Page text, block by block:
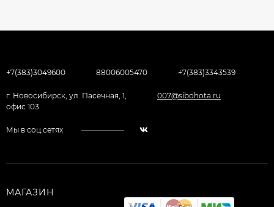
+7(383)3049600 88006005470 +7(383)3343539
г. Новосибирск, ул. Пасечная, 1,
офис 103
007@sibohota.ru
Мы в соц.сетях
МАГАЗИН